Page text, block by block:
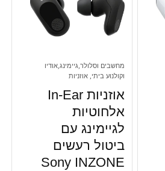
מחשבים וסלולר,גיימינג,אודיו
וקולנוע ביתי, אוזניות
אוזניות In-Ear
אלחוטיות
לגיימינג עם
ביטול רעשים
Sony INZONE